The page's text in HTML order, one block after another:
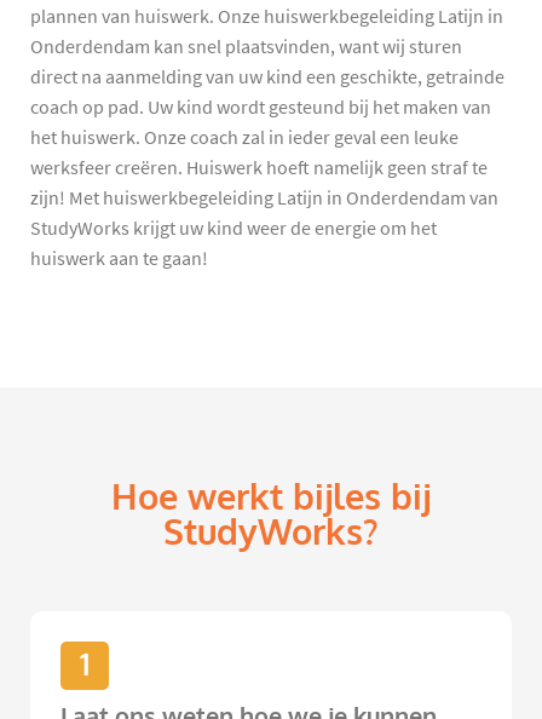
plannen van huiswerk. Onze huiswerkbegeleiding Latijn in
Onderdendam kan snel plaatsvinden, want wij sturen
direct na aanmelding van uw kind een geschikte, getrainde
coach op pad. Uw kind wordt gesteund bij het maken van
het huiswerk. Onze coach zal in ieder geval een leuke
werksfeer creëren. Huiswerk hoeft namelijk geen straf te
zijn! Met huiswerkbegeleiding Latijn in Onderdendam van
StudyWorks krijgt uw kind weer de energie om het
huiswerk aan te gaan!
Hoe werkt bijles bij
StudyWorks?
1